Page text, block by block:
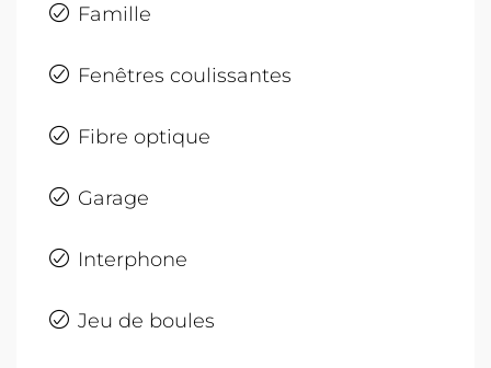
Famille
Fenêtres coulissantes
Fibre optique
Garage
Interphone
Jeu de boules